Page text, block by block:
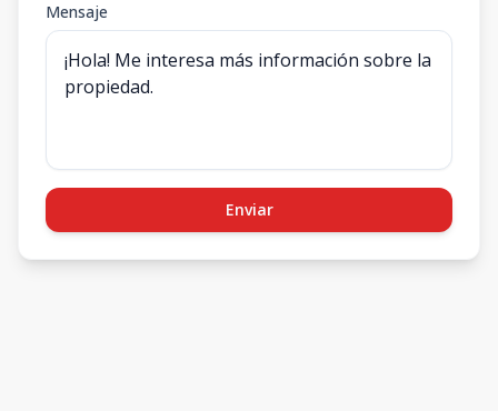
Mensaje
Enviar